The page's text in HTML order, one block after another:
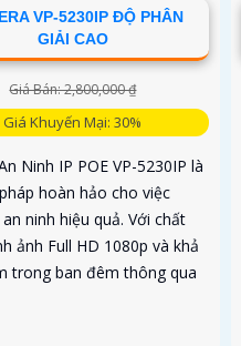
VP-5230IP ĐỘ PHÂN
GIẢI CAO
Giá Bán: 2,800,000 ₫
Giá Khuyến Mại: 30%
Ninh IP POE VP-5230IP là
hoàn hảo cho việc
ninh hiệu quả. Với chất
ảnh Full HD 1080p và khả
trong ban đêm thông qua